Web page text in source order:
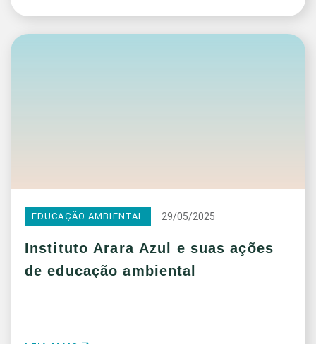
EDUCAÇÃO AMBIENTAL 29/05/2025
Instituto Arara Azul e suas ações
de educação ambiental